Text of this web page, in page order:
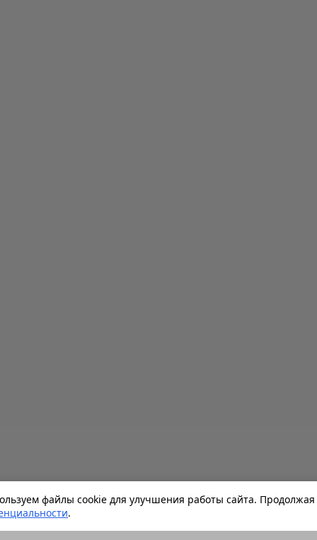
файлы cookie для улучшения работы сайта.
.